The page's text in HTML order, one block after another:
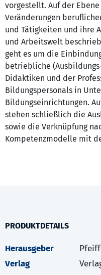
vorgestellt. Auf der
Veränderungen
und Tätigkeiten und ihre
und Arbeitswelt
geht es um die
betriebliche
Didaktiken und der
Bildungspersonals in
Bildungseinrichtungen.
stehen schließlich die
sowie die Verknüpfung
Kompetenzmodelle mit
PRODUKTDETAILS
Herausgeber
Verlag